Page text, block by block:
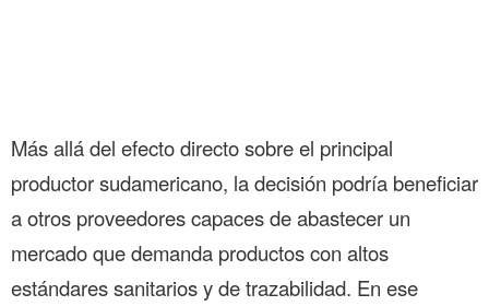
Más allá del efecto directo sobre el principal
productor sudamericano, la decisión podría beneficiar
a otros proveedores capaces de abastecer un
mercado que demanda productos con altos
estándares sanitarios y de trazabilidad. En ese